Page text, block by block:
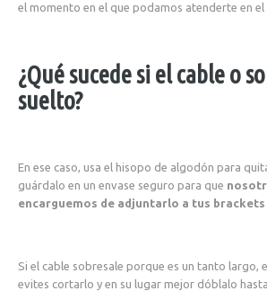
el momento en el que podamos atenderte en
¿Qué sucede si el cable o
suelto?
En ese caso, usa el hisopo de algodón para
guárdalo en un envase seguro para que
encarguemos de adjuntarlo a tus
Si el cable sobresale porque es un tanto largo,
evites cortarlo y en su lugar mejor dóblalo